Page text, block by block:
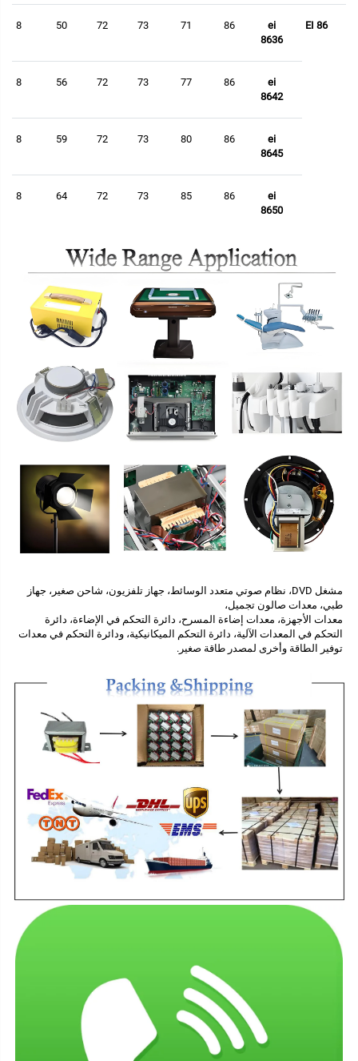
EI 86
ei
8636
86
71
73
72
50
8
ei
8642
86
77
73
72
56
8
ei
8645
86
80
73
72
59
8
ei
8650
86
85
73
72
64
8
طبي، معدات صالون تجميل،
توفير الطاقة وأخرى لمصدر طاقة صغير.